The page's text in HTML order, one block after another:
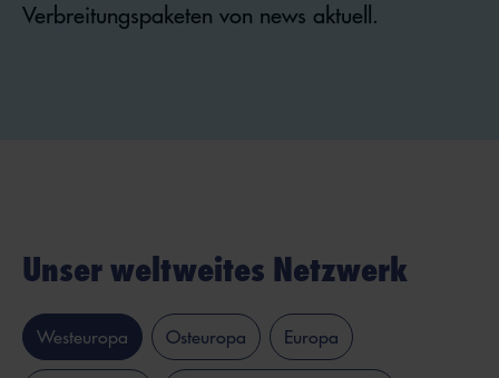
Verbreitungspaketen von news aktuell.
Unser weltweites Netzwerk
Westeuropa Osteuropa Europa